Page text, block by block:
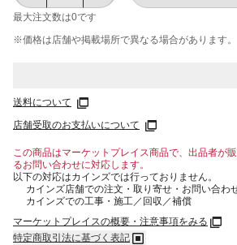
最大注文数は0です
※価格は​店舗や​掲載場所で​異なる​場合が​あります。
送料について
店舗受取のお支払いについて
この商品はマーケットプレイス商品で、出品者が
るお問い合わせに対応します。
以下の対応はカインズでは行っておりません。
カインズ店舗での注文・取り寄せ・お問い合わ
カインズでの工事・施工／回収／補償
マーケットプレイスの概要・注意事項をみる
特定商取引法に基づく表記